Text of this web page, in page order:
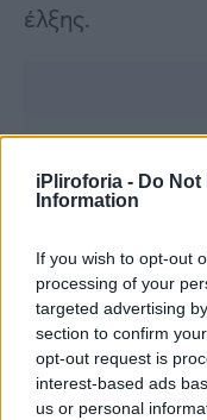
iPliroforia - Do Not
Information
If you wish to opt-out
processing of your
targeted advertising
section to confirm
opt-out request is
interest-based ads
us or personal
έλξης.